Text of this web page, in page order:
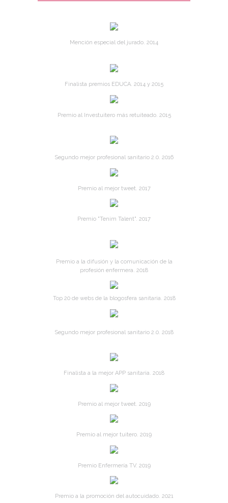
Mención especial del jurado. 2014
Finalista premios EDUCA. 2014 y 2015
Premio al Investuitero más retuiteado. 2015
Segundo mejor profesional sanitario 2.0. 2016
Premio al mejor tweet. 2017
Premio "Tenim Talent". 2017
Premio a la difusión y la comunicación de la
profesión enfermera. 2018
Top 20 de webs de la blogosfera sanitaria. 2018
Segundo mejor profesional sanitario 2.0. 2018
Finalista a la mejor APP sanitaria. 2018
Premio al mejor tweet. 2019
Premio al mejor tuitero. 2019
Premio Enfermería TV. 2019
Premio a la promoción del autocuidado. 2021